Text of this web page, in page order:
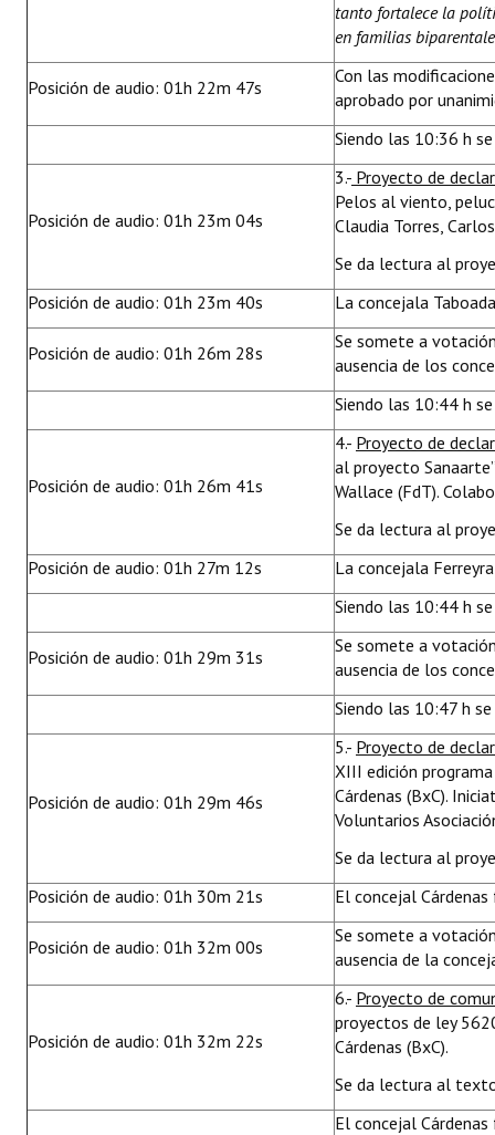
tanto fortalece la
en familias
Posición de audio: 01h 22m 47s
Con las
aprobado por
Siendo las 10:36 h
Posición de audio: 01h 23m 04s
3.- Proyecto de
Pelos al viento,
Claudia Torres,
Se da lectura al
Posición de audio: 01h 23m 40s
La concejala
Posición de audio: 01h 26m 28s
Se somete a
ausencia de los
Siendo las 10:44 h
Posición de audio: 01h 26m 41s
4.- Proyecto de
al proyecto
Wallace (FdT).
Se da lectura al
Posición de audio: 01h 27m 12s
La concejala
Siendo las 10:44 h
Posición de audio: 01h 29m 31s
Se somete a
ausencia de los
Siendo las 10:47 h
Posición de audio: 01h 29m 46s
5.- Proyecto de
XIII edición
Cárdenas (BxC).
Voluntarios
Se da lectura al
Posición de audio: 01h 30m 21s
El concejal
Posición de audio: 01h 32m 00s
Se somete a
ausencia de la
Posición de audio: 01h 32m 22s
6.- Proyecto de
proyectos de ley
Cárdenas (BxC).
Se da lectura al
El concejal